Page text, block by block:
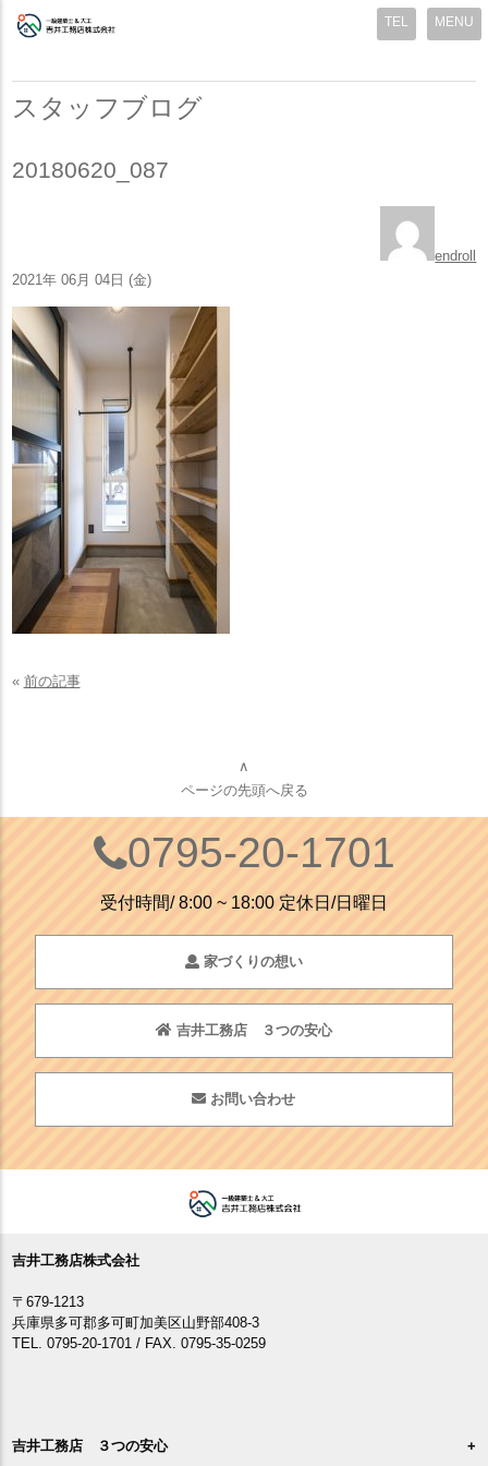
MENU
スタッフブログ
20180620_087
endroll
2021年 06月 04日 (金)
« 前の記事
∧
ページの先頭へ戻る
0795-20-1701
受付時間/ 8:00 ~ 18:00 定休日/日曜日
家づくりの想い
吉井工務店 ３つの安心
お問い合わせ
吉井工務店株式会社
〒679-1213
兵庫県多可郡多可町加美区山野部408-3
TEL. 0795-20-1701 / FAX. 0795-35-0259
吉井工務店 ３つの安心